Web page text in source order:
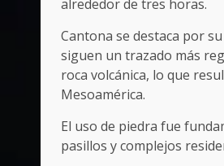
alrededor de tres horas.
Cantona se destaca por
siguen un trazado más
roca volcánica, lo que
Mesoamérica.
El uso de piedra fue
pasillos y complejos